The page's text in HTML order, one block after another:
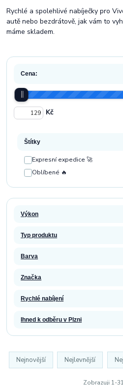
Rychlé a spolehlivé nabíječky pro
autě nebo bezdrátově, jak vám to
máme skladem.
Cena:
Kč
Štítky
Expresní expedice 🚀
Oblíbené 🔥
Výkon
Typ produktu
Barva
Značka
Rychlé nabíjení
Ihned k odběru v Plzni
Nejnovější Nejlevnější
Zobrazuji 1-